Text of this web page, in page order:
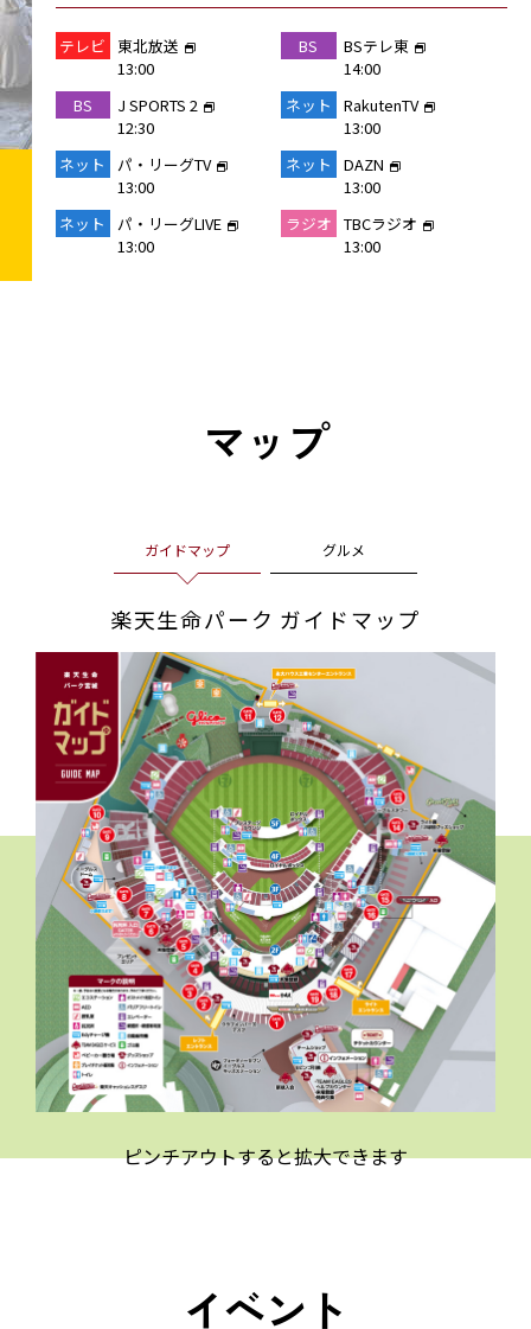
テレビ
東北放送
13:00
BS
BSテレ東
14:00
BS
J SPORTS 2
12:30
ネット
RakutenTV
13:00
ネット
パ・リーグTV
13:00
ネット
DAZN
13:00
ネット
パ・リーグLIVE
13:00
ラジオ TBCラジオ
13:00
マップ
ガイドマップ グルメ
楽天生命パーク ガイドマップ
ピンチアウトすると拡大できます
イベント